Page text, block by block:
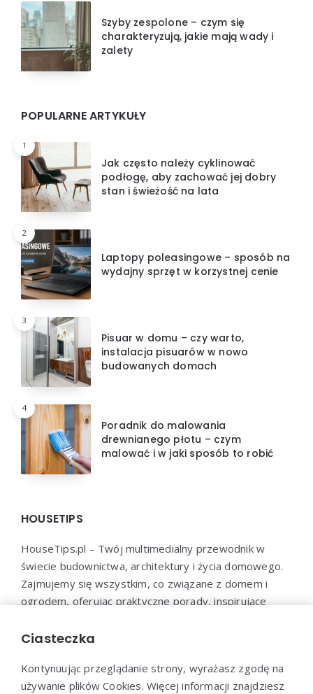
Szyby zespolone – czym się
charakteryzują, jakie mają wady i
zalety
POPULARNE ARTYKUŁY
1
Jak często należy cyklinować
podłogę, aby zachować jej dobry
stan i świeżość na lata
2
Laptopy poleasingowe – sposób na
wydajny sprzęt w korzystnej cenie
3
Pisuar w domu – czy warto,
instalacja pisuarów w nowo
budowanych domach
4
Poradnik do malowania
drewnianego płotu – czym
malować i w jaki sposób to robić
HOUSETIPS
HouseTips.pl – Twój multimedialny przewodnik w
świecie budownictwa, architektury i życia domowego.
Zajmujemy się wszystkim, co związane z domem i
ogrodem, oferując praktyczne porady, inspirujące
konsultacje. HouseTips.pl to miejsce, gdzie marzenia o
Ciasteczka
Kontynuując przeglądanie strony, wyrażasz zgodę na
używanie plików Cookies. Więcej informacji znajdziesz